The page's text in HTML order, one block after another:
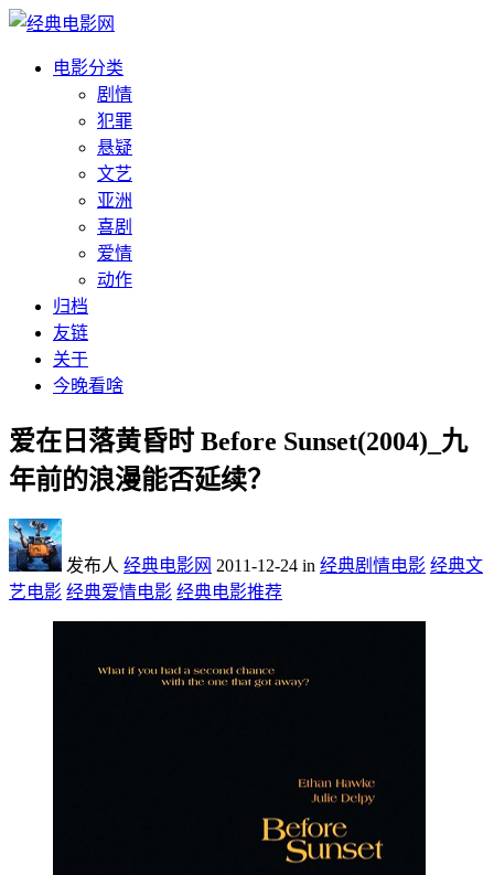
电影分类
剧情
犯罪
悬疑
文艺
亚洲
喜剧
爱情
动作
归档
友链
关于
今晚看啥
爱在日落黄昏时 Before Sunset(2004)_九
年前的浪漫能否延续？
发布人 经典电影网 2011-12-24 in 经典剧情电影 经典文
艺电影 经典爱情电影 经典电影推荐